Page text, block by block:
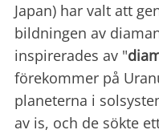
Japan) har valt att
bildningen av
inspirerades av "
förekommer på
planeterna i
av is, och de sökte